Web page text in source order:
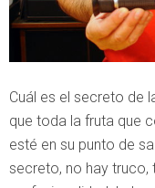
Cuál es el secreto de
que toda la fruta que
esté en su punto de
secreto, no hay